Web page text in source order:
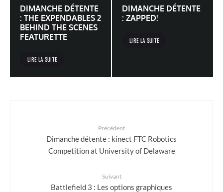
DIMANCHE DÉTENTE
: THE EXPENDABLES 2
BEHIND THE SCENES
FEATURETTE
LIRE LA SUITE
DIMANCHE DÉTENTE
: ZAPPED!
LIRE LA SUITE
Précédent
Dimanche détente : kinect FTC Robotics
Competition at University of Delaware
Suivant
Battlefield 3 : Les options graphiques